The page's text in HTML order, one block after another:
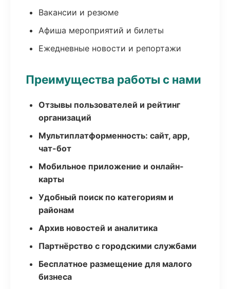
Вакансии и резюме
Афиша мероприятий и билеты
Ежедневные новости и репортажи
Преимущества работы с нами
Отзывы пользователей и рейтинг
организаций
Мультиплатформенность: сайт, app,
чат-бот
Мобильное приложение и онлайн-
карты
Удобный поиск по категориям и
районам
Архив новостей и аналитика
Партнёрство с городскими службами
Бесплатное размещение для малого
бизнеса